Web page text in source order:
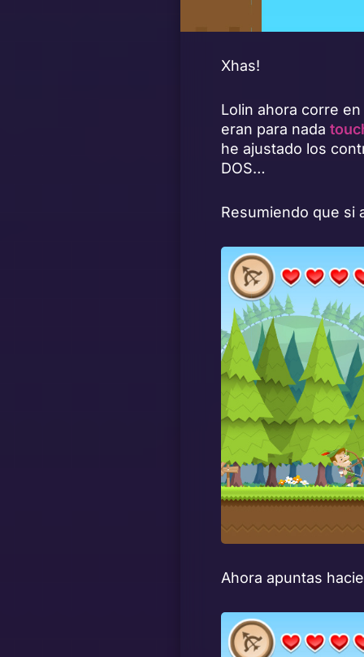
Xhas!
Lolin ahora corre
eran para nada
he ajustado los
DOS…
Resumiendo que si
Ahora apuntas